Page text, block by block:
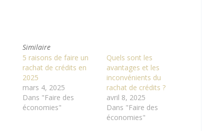
Similaire
5 raisons de faire un
rachat de crédits en
2025
mars 4, 2025
Dans "Faire des
économies"
Quels sont les
avantages et les
inconvénients du
rachat de crédits ?
avril 8, 2025
Dans "Faire des
économies"